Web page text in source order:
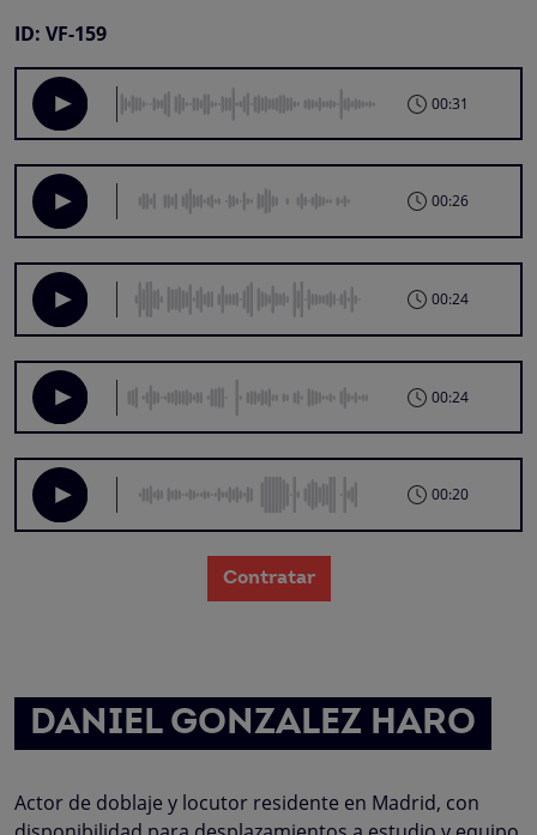
ID: VF-159
00:31
00:26
00:24
00:24
00:20
Contratar
DANIEL GONZALEZ HARO
Actor de doblaje y locutor residente en Madrid, con